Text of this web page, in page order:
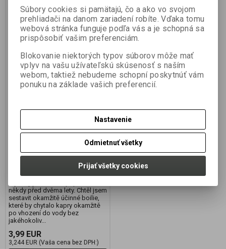
Boilies MYSTERY KRILL-
Katalógové číslo:100379
Záruka (mesiacov):
Hmotnosť balenia:0,25 kg
Tuto zcela novou recepturu boilie
někdy před dvěma lety. Chtěl jsem
sestavit okamžitě účinné boilie,
které by chytalo kapry okamžitě
po vhození do vody bez
jakéhokoliv...
3,99 EUR
3,244 EUR (Vaša cena bez DPH:)
Súbory cookies si pamätajú, čo a ako vo svojom
prehliadači na danom zariadení robíte. Vďaka tomu
webová stránka funguje podľa vás a je schopná sa
prispôsobiť vašim preferenciám.
Blokovanie niektorých typov súborov môže mať
vplyv na vašu užívateľskú skúsenosť s naším
webom, taktiež nebudeme schopní poskytnúť vám
ponuku na základe vašich preferencií.
Nastavenie
Odmietnuť všetky
Prijať všetky cookies